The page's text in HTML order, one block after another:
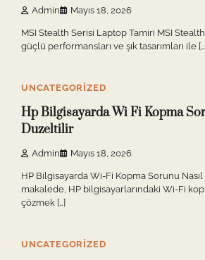
Admin Mayıs 18, 2026
MSI Stealth Serisi Laptop Tamiri MSI
güçlü performansları ve şık tasarımları ile
UNCATEGORIZED
Hp Bilgisayarda Wi Fi Kopma
Duzeltilir
Admin Mayıs 18, 2026
HP Bilgisayarda Wi-Fi Kopma Sorunu
makalede, HP bilgisayarlarındaki Wi-Fi
çözmek […]
UNCATEGORIZED